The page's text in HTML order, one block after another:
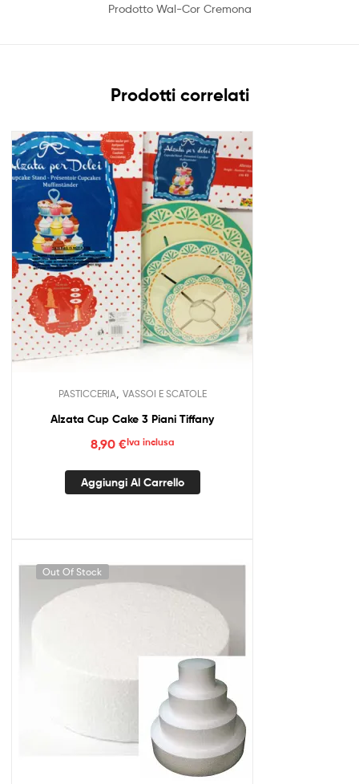
Prodotto Wal-Cor Cremona
Prodotti correlati
PASTICCERIA VASSOI E SCATOLE
Alzata Cup Cake 3 Piani Tiffany
8,90 €Iva inclusa
Aggiungi Al Carrello
Out Of Stock